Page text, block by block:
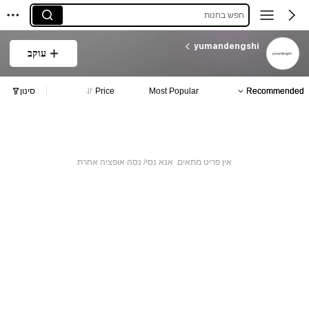
חפש בחנות
yumandengshi
עוקב
Recommended
Most Popular
Price סינון
אין פריט מתאים. אנא נסי/ נסה אופציה אחרת